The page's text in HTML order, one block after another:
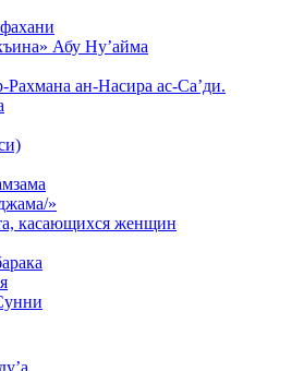
Абу Ну’айма
Рахмана ан-Насира ас-Са’ди.
»
касающихся женщин